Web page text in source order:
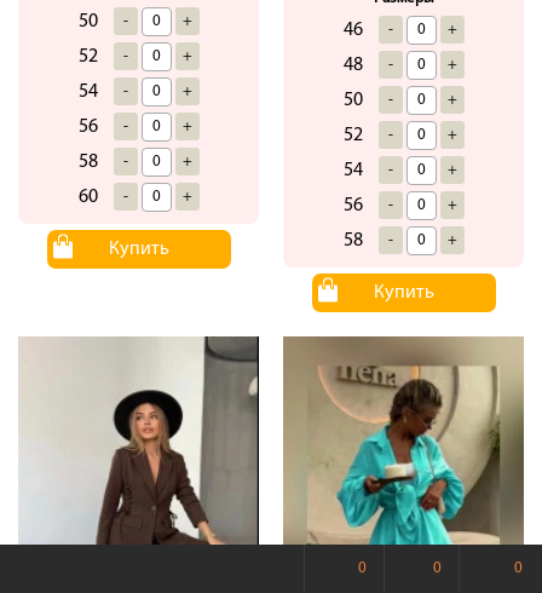
50 - +
52 - +
54 - +
56 - +
58 - +
60 - +
Купить
46 - +
48 - +
50 - +
52 - +
54 - +
56 - +
58 - +
Купить
0 0 0